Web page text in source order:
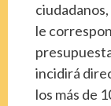
le
incidirá
los más de